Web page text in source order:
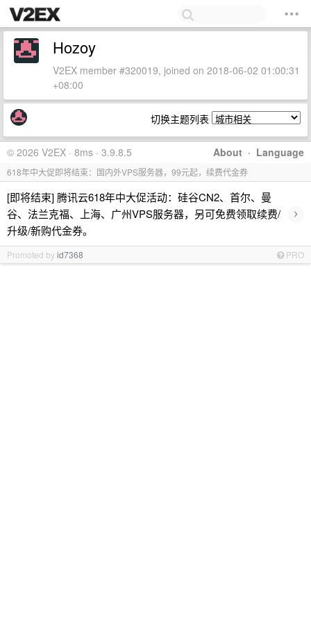
Hozoy
V2EX member #320019, joined on 2018-06-02 01:00:31
+08:00
切换主题列表
About · Language
© 2026 V2EX · 8ms · 3.9.8.5
618年中大促即将结束：国内外VPS服务器，99元起，续费代金券
[即将结束] 腾讯云618年中大促活动：硅谷CN2、首尔、曼
谷、法兰克福、上海、广州VPS服务器，另可免费领取续费/
升级/新购代金券。
›
Promoted byid7368 PRO